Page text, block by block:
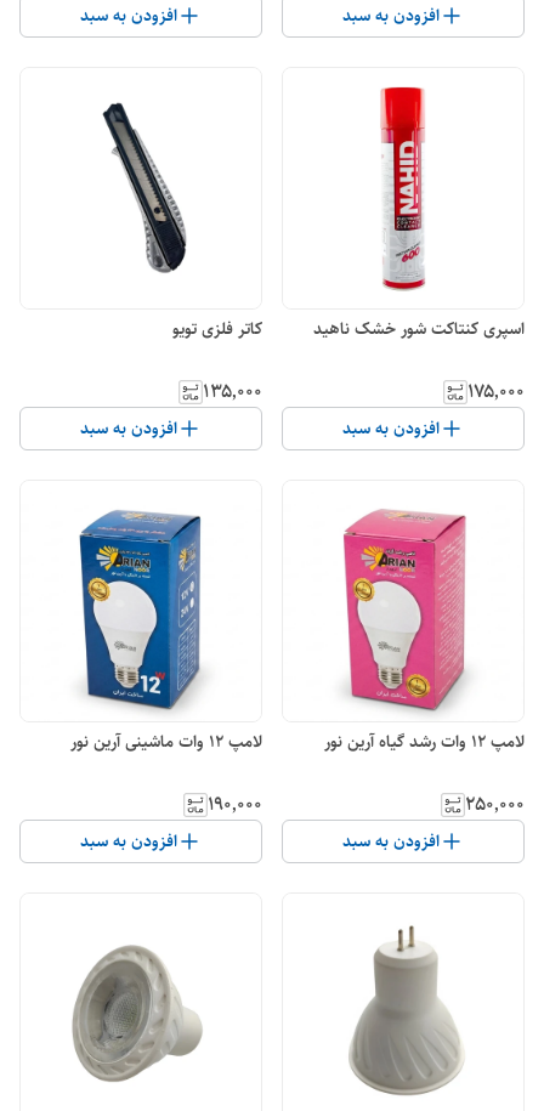
افزودن به سبد افزودن به سبد
اسپری کنتاکت شور خشک ناهید
۱۷۵٬۰۰۰
افزودن به سبد
کاتر فلزی تویو
۱۳۵٬۰۰۰
افزودن به سبد
لامپ 12 وات رشد گیاه آرین نور
۲۵۰٬۰۰۰
افزودن به سبد
لامپ 12 وات ماشینی آرین نور
۱۹۰٬۰۰۰
افزودن به سبد